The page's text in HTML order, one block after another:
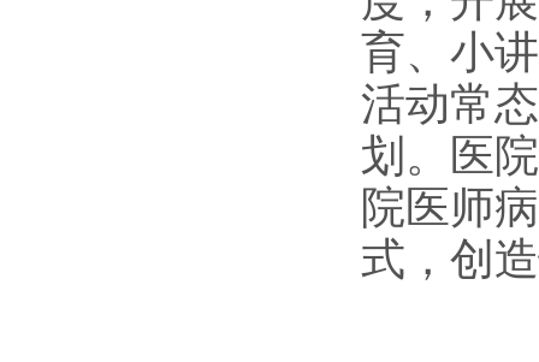
育、小
活动常
划。医
院医师
式，创